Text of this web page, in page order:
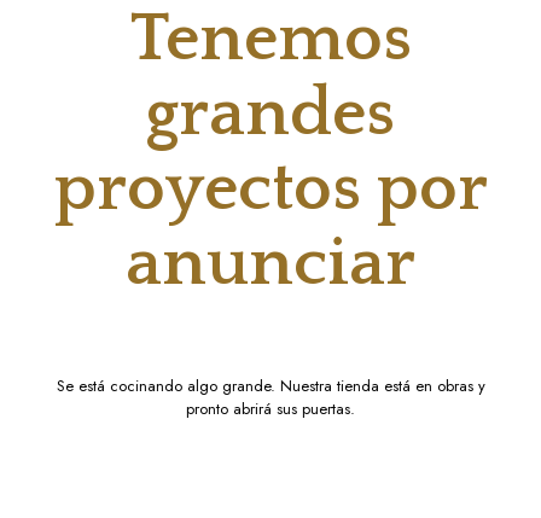
Tenemos
grandes
proyectos por
anunciar
Se está cocinando algo grande. Nuestra tienda está en obras y
pronto abrirá sus puertas.